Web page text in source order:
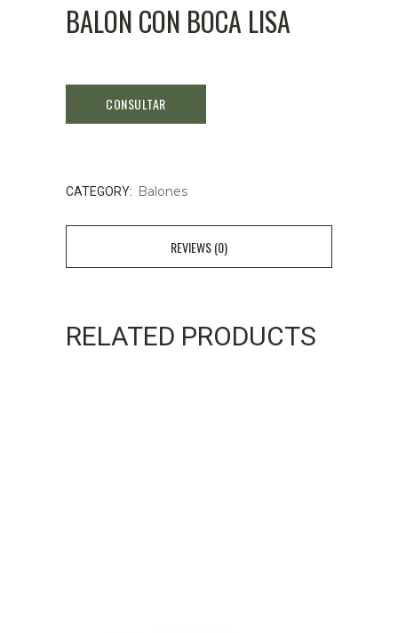
BALON CON BOCA LISA
CATEGORY: Balones
REVIEWS (0)
RELATED PRODUCTS